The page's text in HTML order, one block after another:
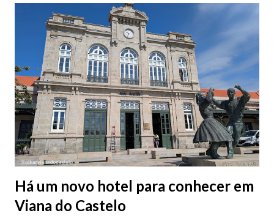
Há um novo hotel para conhecer em
Viana do Castelo